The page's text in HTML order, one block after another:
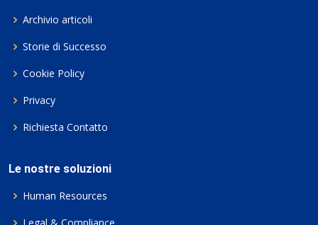
Archivio articoli
Storie di Successo
Cookie Policy
Privacy
Richiesta Contatto
Le nostre soluzioni
Human Resources
Legal & Compliance